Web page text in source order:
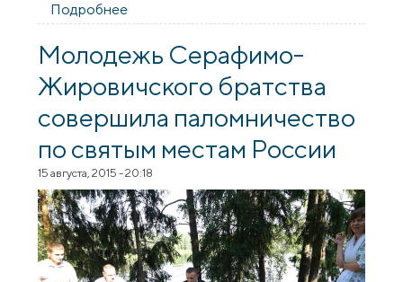
Подробнее
приняли участие в III Международном
православном молодежном форуме
Молодежь Серафимо-
Жировичского братства
совершила паломничество
по святым местам России
15 августа, 2015 - 20:18